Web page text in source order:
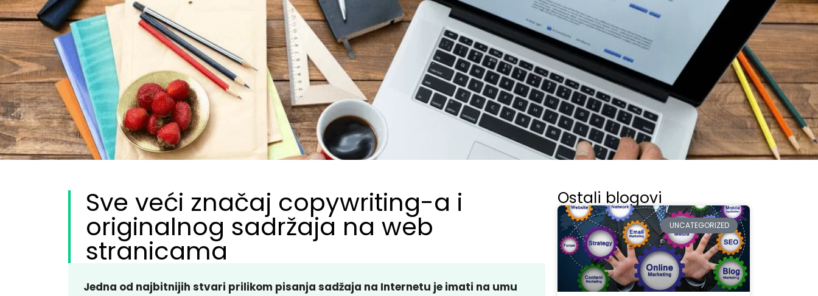
Sve veći značaj copywriting-a i
originalnog sadržaja na web
stranicama
Jedna od najbitnijih stvari prilikom pisanja sadžaja na Internetu je imati na umu
Ostali blogovi
UNCATEGORIZED